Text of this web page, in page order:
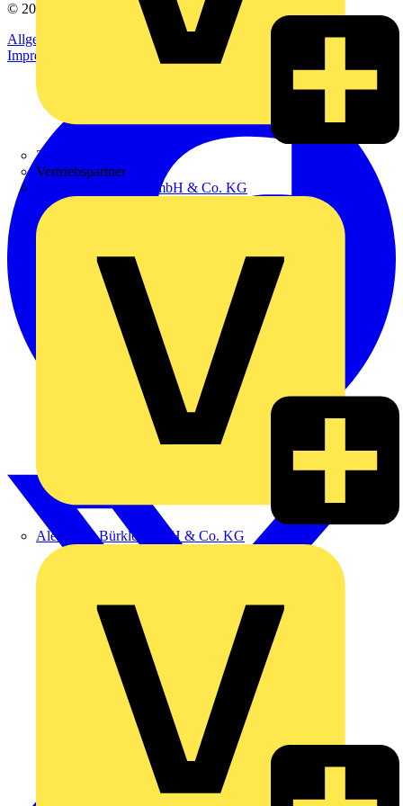
Zumtobel
Vertriebspartner
Adalbert Zajadacz GmbH & Co. KG
Alexander Bürkle GmbH & Co. KG
© 2002-
Voltimum
Allgemeine Geschäftsbedingungen
Datenschutzerklärung
Impressum